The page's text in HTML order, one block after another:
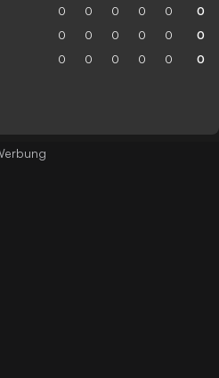
0 0 0 0 0 0
0 0 0 0 0 0
0 0 0 0 0 0